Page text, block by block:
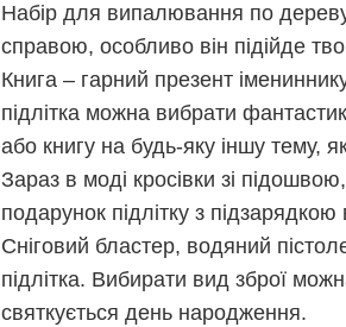
Набір для випалювання по
справою, особливо він підійде
Книга – гарний презент
підлітка можна вибрати
або книгу на будь-яку іншу тему,
Зараз в моді кросівки зі
подарунок підлітку з підзарядкою
Сніговий бластер, водяний
підлітка. Вибирати вид зброї
святкується день народження.